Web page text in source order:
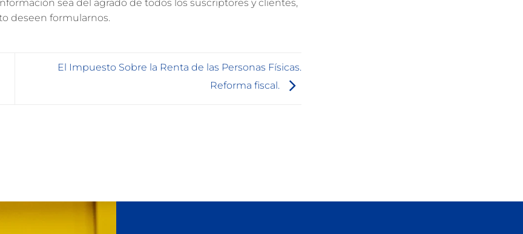
sea del agrado de todos los suscriptores y clientes,
deseen formularnos.
El Impuesto Sobre la Renta de las Personas Físicas.
Reforma fiscal.